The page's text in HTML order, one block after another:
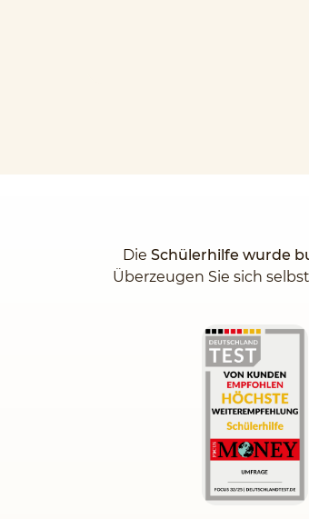
Die Schülerhilfe wurde
Überzeugen Sie sich